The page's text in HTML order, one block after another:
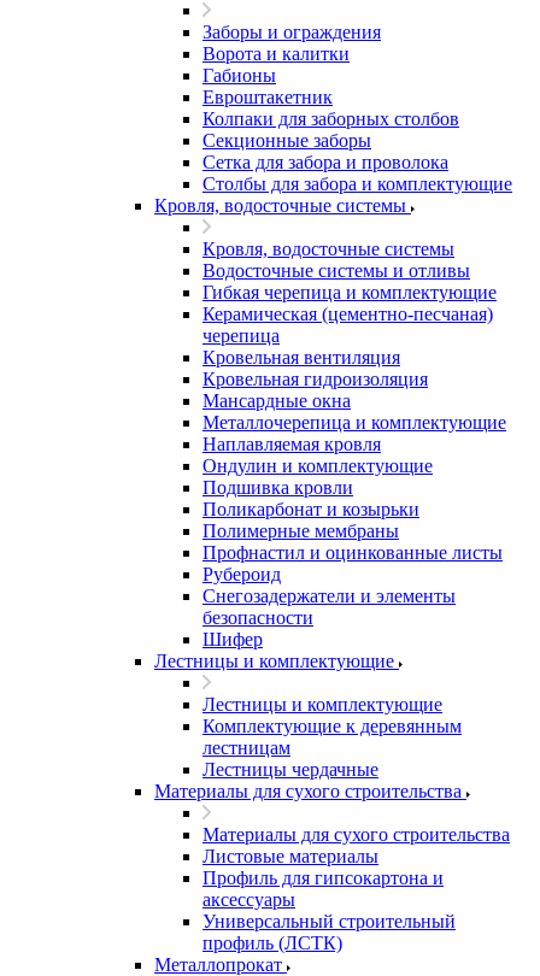
Заборы и ограждения
Ворота и калитки
Габионы
Евроштакетник
Колпаки для заборных столбов
Секционные заборы
Сетка для забора и проволока
Столбы для забора и комплектующие
Кровля, водосточные системы
Кровля, водосточные системы
Водосточные системы и отливы
Гибкая черепица и комплектующие
Керамическая (цементно-песчаная)
черепица
Кровельная вентиляция
Кровельная гидроизоляция
Мансардные окна
Металлочерепица и комплектующие
Наплавляемая кровля
Ондулин и комплектующие
Подшивка кровли
Поликарбонат и козырьки
Полимерные мембраны
Профнастил и оцинкованные листы
Рубероид
Снегозадержатели и элементы
безопасности
Шифер
Лестницы и комплектующие
Лестницы и комплектующие
Комплектующие к деревянным
лестницам
Лестницы чердачные
Материалы для сухого строительства
Материалы для сухого строительства
Листовые материалы
Профиль для гипсокартона и
аксессуары
Универсальный строительный
профиль (ЛСТК)
Металлопрокат